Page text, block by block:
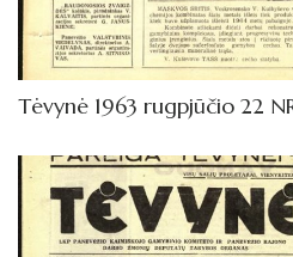
1962
Knygos
Tėvynė 1963 rugpjūčio 22